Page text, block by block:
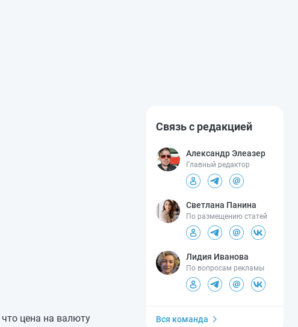
цена на валюту
Связь с редакцией
Александр Элеазер
Главный редактор
Светлана Панина
По размещению статей
Лидия Иванова
По вопросам рекламы
Вся команда